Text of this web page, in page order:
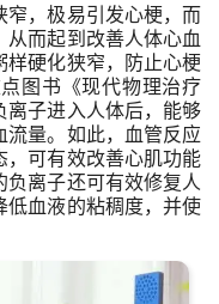
窄，极易引发心梗，而
而起到改善人体心血
样硬化狭窄，防止心梗
图书《现代物理治疗
离子进入人体后，能够
量。如此，血管反应
，可有效改善心肌功能
离子还可有效修复人
低血液的粘稠度，并使